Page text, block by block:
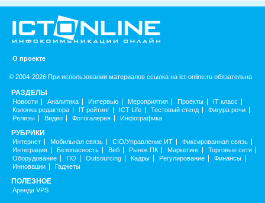
О проекте
© 2004-2026 При использовании материалов ссылка на ict-online.ru обязательна
РАЗДЕЛЫ
Новости Аналитика Интервью Мероприятия Проекты
IT класс
Колонка редактора
IT рейтинг ICT Life Тестовый стенд
Фигура речи
Релизы
Видео Фотогалерея Инфографика
РУБРИКИ
Интернет Мобильная связь CIO/Управление ИТ
Фиксированная связь
Интеграция
Безопасность Веб Рынок ПК Маркетинг
Торговые сети
Оборудование
ПО Outsourcing Кадры Регулирование
Финансы
Инновации
Гаджеты
ПОЛЕЗНОЕ
Аренда VPS